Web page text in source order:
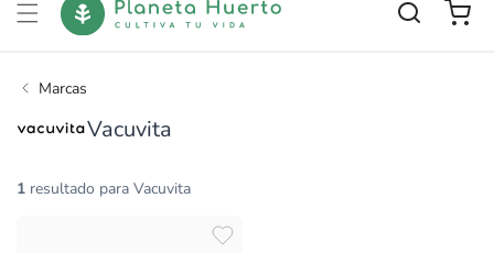
Carrito
Marcas
Vacuvita
1 resultado para Vacuvita